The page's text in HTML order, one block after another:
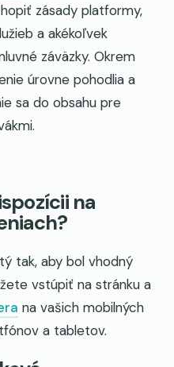
zásady platformy,
a akékoľvek
záväzky. Okrem
úrovne pohodlia a
sa do obsahu pre
na
tak, aby bol vhodný
vstúpiť na stránku a
na vašich mobilných
a tabletov.